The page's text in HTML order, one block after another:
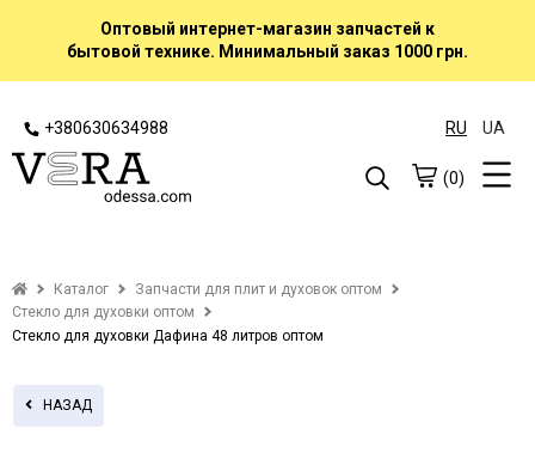
Оптовый интернет-магазин запчастей к
бытовой технике. Минимальный заказ 1000 грн.
+380630634988 RU UA
(0)
Каталог
Запчасти для плит и духовок оптом
Стекло для духовки оптом
Стекло для духовки Дафина 48 литров оптом
НАЗАД